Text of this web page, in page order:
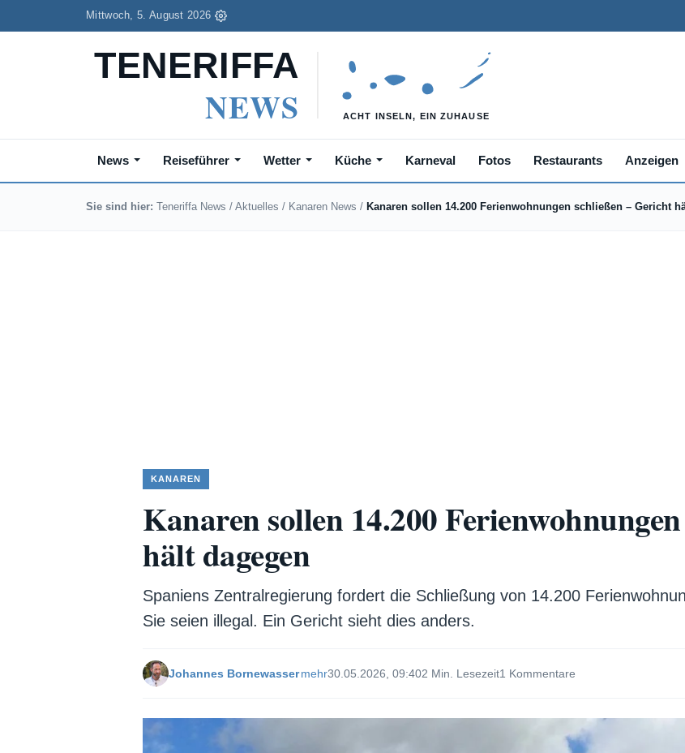
Mittwoch, 5. August 2026
News Reiseführer Wetter Küche Karneval Fotos Restaurants Anzeigen
Sie sind hier: Teneriffa News / Aktuelles / Kanaren News / Kanaren sollen 14.200 Ferienwohnungen schließen – Gericht
KANAREN
Kanaren sollen 14.200
hält dagegen
Spaniens Zentralregierung fordert die Schließung von 14.200
Sie seien illegal. Ein Gericht sieht dies anders.
Johannes Bornewassermehr30.05.2026, 09:402 Min. Lesezeit1 Kommentare